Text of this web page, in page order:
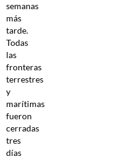
semanas
más
tarde.
Todas
las
fronteras
terrestres
y
marítimas
fueron
cerradas
tres
días